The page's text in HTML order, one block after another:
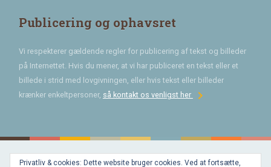
Publicering og ophavsret
Vi respekterer gældende regler for publicering af tekst og billeder
på Internettet. Hvis du mener, at vi har publiceret en tekst eller et
billede i strid med lovgivningen, eller hvis tekst eller billeder
krænker enkeltpersoner, så kontakt os venligst herchevron_right
Bygget med
Privatliv & cookies: Dette website bruger cookies. Ved at fortsætte,